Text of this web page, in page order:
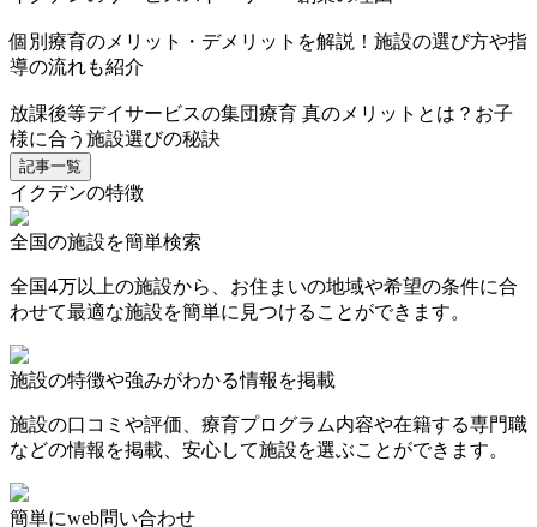
個別療育のメリット・デメリットを解説！施設の選び方や指
導の流れも紹介
放課後等デイサービスの集団療育 真のメリットとは？お子
様に合う施設選びの秘訣
記事一覧
イクデンの特徴
全国の施設を簡単検索
全国4万以上の施設から、お住まいの地域や希望の条件に合
わせて最適な施設を簡単に見つけることができます。
施設の特徴や強みがわかる情報を掲載
施設の口コミや評価、療育プログラム内容や在籍する専門職
などの情報を掲載、安心して施設を選ぶことができます。
簡単にweb問い合わせ